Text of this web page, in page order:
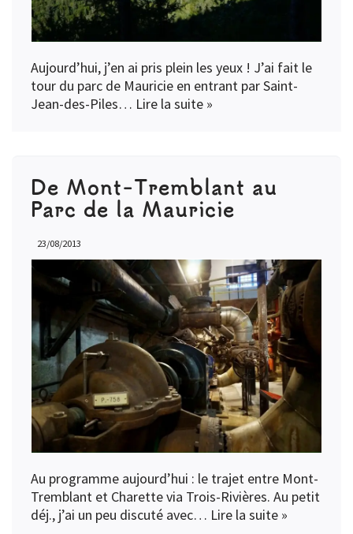
Aujourd’hui, j’en ai pris plein les yeux ! J’ai fait le
tour du parc de Mauricie en entrant par Saint-
Jean-des-Piles… Lire la suite »
De Mont-Tremblant au
Parc de la Mauricie
23/08/2013
Au programme aujourd’hui : le trajet entre Mont-
Tremblant et Charette via Trois-Rivières. Au petit
déj., j’ai un peu discuté avec… Lire la suite »